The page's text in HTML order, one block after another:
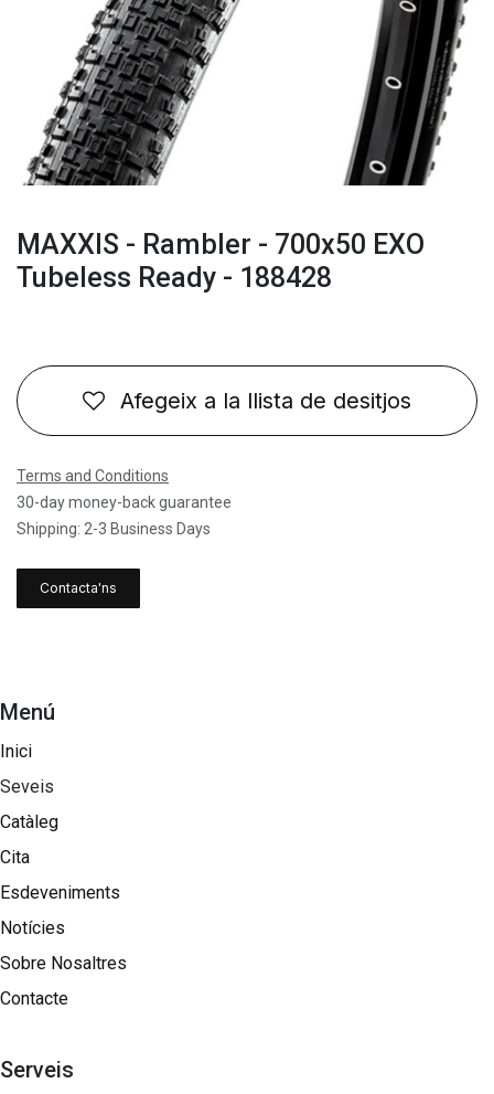
MAXXIS - Rambler - 700x50 EXO
Tubeless Ready - 188428
Afegeix a la llista de desitjos
Terms and Conditions
30-day money-back guarantee
Shipping: 2-3 Business Days
Contacta'ns
Menú
Inici
Seveis
Catàleg
Cita
Esdeveniments
Notícies
Sobre Nosaltres​
Contacte
Serveis